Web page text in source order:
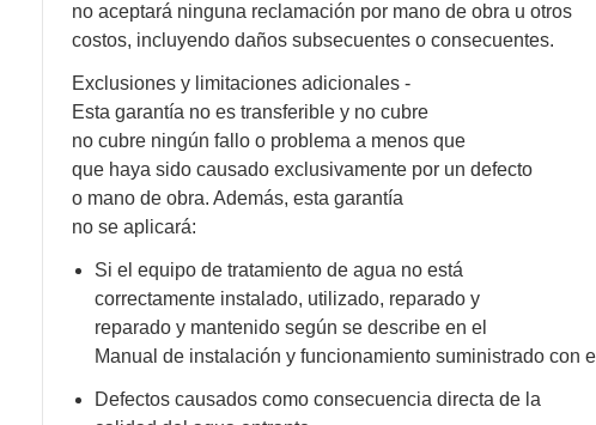
no aceptará ninguna reclamación por mano de obra u otros
costos, incluyendo daños subsecuentes o consecuentes.
Exclusiones y limitaciones adicionales -
Esta garantía no es transferible y no cubre
no cubre ningún fallo o problema a menos que
que haya sido causado exclusivamente por un defecto
o mano de obra. Además, esta garantía
no se aplicará:
Si el equipo de tratamiento de agua no está
correctamente instalado, utilizado, reparado y
reparado y mantenido según se describe en el
Manual de instalación y funcionamiento suministrado con
Defectos causados como consecuencia directa de la